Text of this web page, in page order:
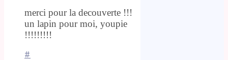
merci pour la decouverte !!!
un lapin pour moi, youpie
!!!!!!!!!
#